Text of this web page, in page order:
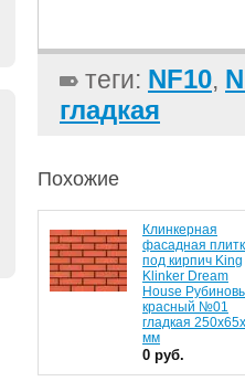
теги: NF10,
гладкая
Похожие
Клинкерная
фасадная
под кирпич King
Klinker Dream
House
красный №01
гладкая
мм
0 руб.